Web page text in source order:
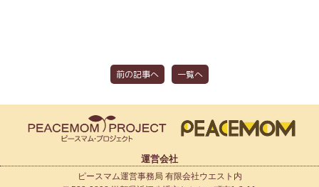
前の記事へ 一覧へ
運営会社
ピースマム運営事務局 有限会社ウエスト内